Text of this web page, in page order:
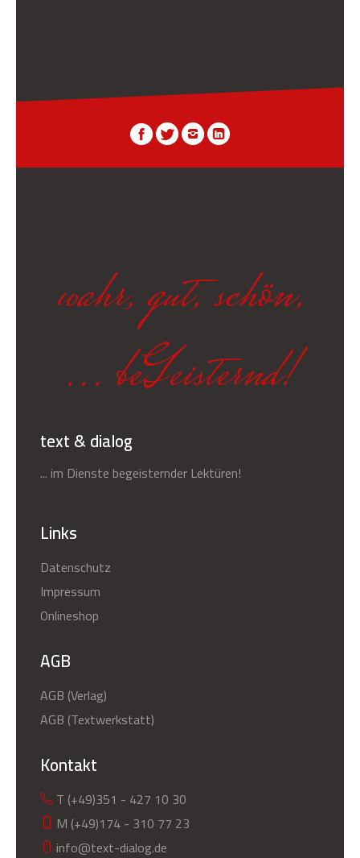
wahr, gut, schön,
... beGeisternd!
text & dialog
... im Dienste begeisternder Lektüren!
Links
Datenschutz
Impressum
Onlineshop
AGB
AGB (Verlag)
AGB (Textwerkstatt)
Kontakt
T (+49)351 - 427 10 30
M (+49)174 - 310 77 23
info@text-dialog.de